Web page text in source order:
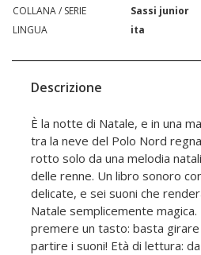
COLLANA / SERIE
Sassi junior
LINGUA
ita
Descrizione
È la notte di Natale, e in una
tra la neve del Polo Nord
rotto solo da una melodia
delle renne. Un libro sonoro
delicate, e sei suoni che
Natale semplicemente
premere un tasto: basta
partire i suoni! Età di lettura: